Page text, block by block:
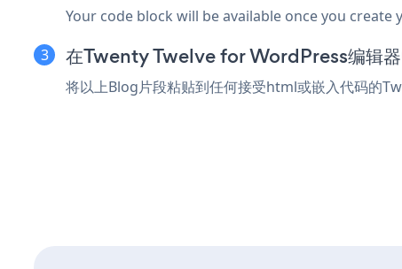
Your code block will be available once you create
在Twenty Twelve for WordPress编辑
将以上Blog片段粘贴到任何接受html或嵌入代码的